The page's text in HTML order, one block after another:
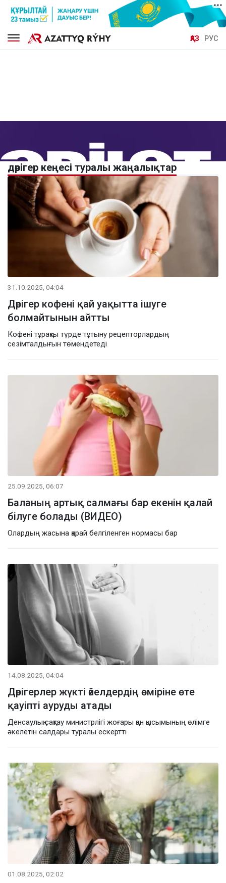
ҚАЗ РУС
дәрігер кеңесі туралы жаңалықтар
31.10.2025, 04:04
Дәрігер кофені қай уақытта ішуге
болмайтынын айтты
Кофені тұрақты түрде тұтыну рецепторлардың
сезімталдығын төмендетеді
25.09.2025, 06:07
Баланың артық салмағы бар екенін қалай
білуге болады (ВИДЕО)
Олардың жасына қарай белгіленген нормасы бар
14.08.2025, 04:04
Дәрігерлер жүкті әйелдердің өміріне өте
қауіпті ауруды атады
Денсаулық сақтау министрлігі жоғары қан қысымының өлімге
әкелетін салдары туралы ескертті
01.08.2025, 02:02